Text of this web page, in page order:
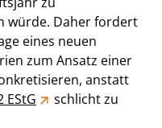
würde. Daher fordert
eines neuen
zum Ansatz einer
anstatt
EStG
schlicht zu